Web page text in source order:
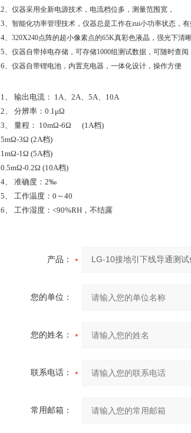
2、仪器采用全新电源技术，电流档位多，测量范围宽，
3、智能化功率管理技术，仪器总是工作在zui小功率状态，
4、 320X240点阵的超小像素点的65K真彩色液晶，强光下清
5、仪器自带掉电存储，可存储1000组测试数据，可随时查阅
6、仪器自带锂电池，内置充电器，一体化设计，操作方便
1、 输出电流： 1A、2A、5A、10A
2、 分辨率：0.1μΩ
3、 量程： 10mΩ-6Ω (1A档)
5mΩ-3Ω (2A档)
1mΩ-1Ω (5A档)
0.5mΩ-0.2Ω (10A档)
4、 准确度：2‰
5、 工作温度：0～40
6、 工作湿度：<90%RH，不结露
产品：
您的单位：
您的姓名：
联系电话：
常用邮箱：